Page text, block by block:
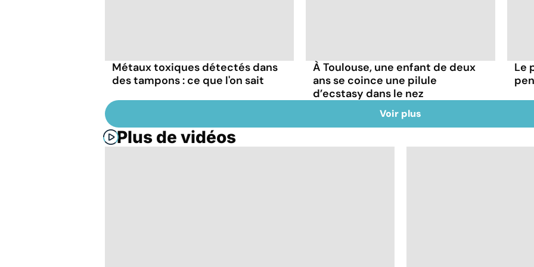
Métaux toxiques détectés dans
des tampons : ce que l'on sait
À Toulouse, une enfant de deux
ans se coince une pilule
d’ecstasy dans le nez
Le
Voir plus
Plus de vidéos